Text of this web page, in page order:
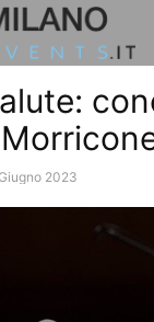
2023